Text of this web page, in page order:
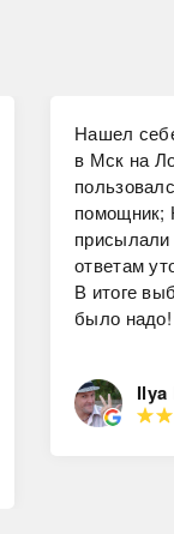
Нашел
в Мск на
помощник;
ответам
В итоге
было надо!
Ilya